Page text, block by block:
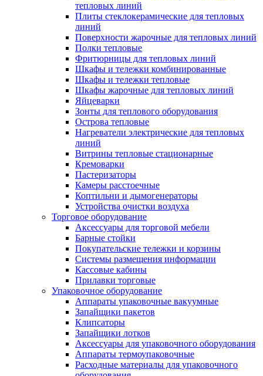
тепловых линий
Плиты стеклокерамические для тепловых
линий
Поверхности жарочные для тепловых линий
Полки тепловые
Фритюрницы для тепловых линий
Шкафы и тележки комбинированные
Шкафы и тележки тепловые
Шкафы жарочные для тепловых линий
Яйцеварки
Зонты для теплового оборудования
Острова тепловые
Нагреватели электрические для тепловых
линий
Витрины тепловые стационарные
Кремоварки
Пастеризаторы
Камеры расстоечные
Коптильни и дымогенераторы
Устройства очистки воздуха
Торговое оборудование
Аксессуары для торговой мебели
Барные стойки
Покупательские тележки и корзины
Системы размещения информации
Кассовые кабины
Прилавки торговые
Упаковочное оборудование
Аппараты упаковочные вакуумные
Запайщики пакетов
Клипсаторы
Запайщики лотков
Аксессуары для упаковочного оборудования
Аппараты термоупаковочные
Расходные материалы для упаковочного